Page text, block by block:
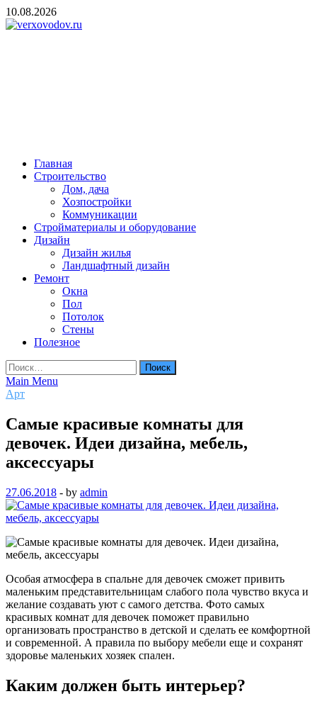
Skip
to
10.08.2026
Главная
Строительство
Дом, дача
Хозпостройки
Коммуникации
Стройматериалы и оборудование
Дизайн
Дизайн жилья
Ландшафтный дизайн
Ремонт
Окна
Пол
Потолок
Стены
Полезное
Найти:
Main Menu
Арт
Самые красивые комнаты для
девочек. Идеи дизайна, мебель,
аксессуары
27.06.2018 - by admin
Особая атмосфера в спальне для девочек сможет привить
маленьким представительницам слабого пола чувство вкуса и
желание создавать уют с самого детства. Фото самых
красивых комнат для девочек поможет правильно
организовать пространство в детской и сделать ее комфортной
и современной. А правила по выбору мебели еще и сохранят
здоровье маленьких хозяек спален.
Каким должен быть интерьер?